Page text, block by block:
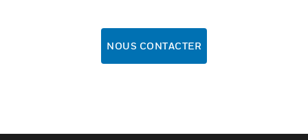
NOUS CONTACTER